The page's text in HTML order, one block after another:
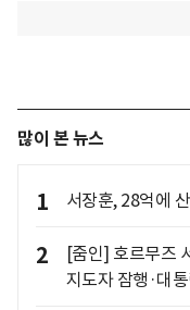
많이 본 뉴스
1 서장훈, 28억에
2
[줌인] 호르무즈
지도자 잠행·대